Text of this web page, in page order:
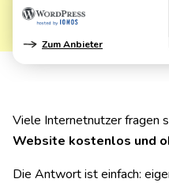
Zum Anbieter
Viele Internetnutzer fragen
Website kostenlos und
Die Antwort ist einfach: